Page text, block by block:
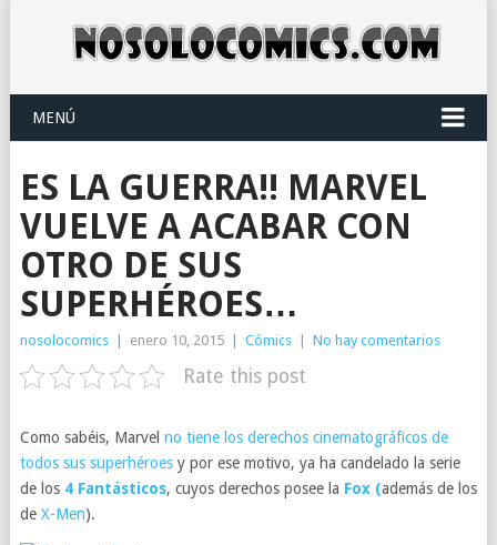
MENÚ
ES LA GUERRA!! MARVEL
VUELVE A ACABAR CON
OTRO DE SUS
SUPERHÉROES…
nosolocomics enero 10, 2015 Cómics No hay comentarios
Rate this post
Como sabéis, Marvel no tiene los derechos cinematográficos de
todos sus superhéroes y por ese motivo, ya ha candelado la serie
de los 4 Fantásticos, cuyos derechos posee la Fox (además de los
de X-Men).